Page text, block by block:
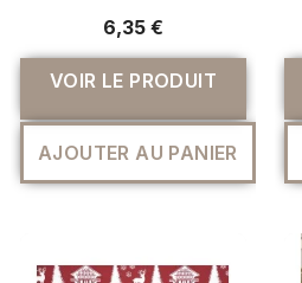
6,35 €
VOIR LE PRODUIT
AJOUTER AU PANIER